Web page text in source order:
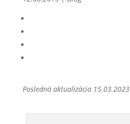
Posledná aktualizácia 15.03.2023